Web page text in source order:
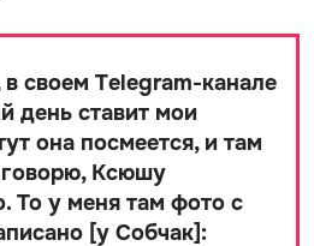
своем Telegram-канале
день ставит мои
она посмеется, и там
говорю, Ксюшу
То у меня там фото с
[у Собчак]: